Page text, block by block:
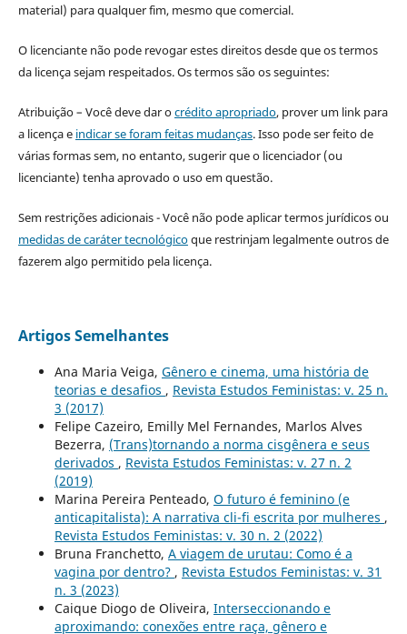
material) para qualquer fim, mesmo que comercial.
O licenciante não pode revogar estes direitos desde que os termos
da licença sejam respeitados. Os termos são os seguintes:
Atribuição – Você deve dar ocrédito apropriado, prover um link para
a licença e indicar se foram feitas mudanças. Isso pode ser feito de
várias formas sem, no entanto, sugerir que o licenciador (ou
licenciante) tenha aprovado o uso em questão.
Sem restrições adicionais - Você não pode aplicar termos jurídicos ou
medidas de caráter tecnológicoque restrinjam legalmente outros de
fazerem algo permitido pela licença.
Artigos Semelhantes
Ana Maria Veiga, Gênero e cinema, uma história de
teorias e desafios , Revista Estudos Feministas: v. 25 n.
3 (2017)
Felipe Cazeiro, Emilly Mel Fernandes, Marlos Alves
Bezerra, (Trans)tornando a norma cisgênera e seus
derivados , Revista Estudos Feministas: v. 27 n. 2
(2019)
Marina Pereira Penteado, O futuro é feminino (e
anticapitalista): A narrativa cli-fi escrita por mulheres ,
Revista Estudos Feministas: v. 30 n. 2 (2022)
Bruna Franchetto, A viagem de urutau: Como é a
vagina por dentro? , Revista Estudos Feministas: v. 31
n. 3 (2023)
Caique Diogo de Oliveira, Interseccionando e
aproximando: conexões entre raça, gênero e